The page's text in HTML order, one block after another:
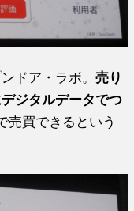
ドア・ラボ。売り
ジタルデータでつ
売買できるという